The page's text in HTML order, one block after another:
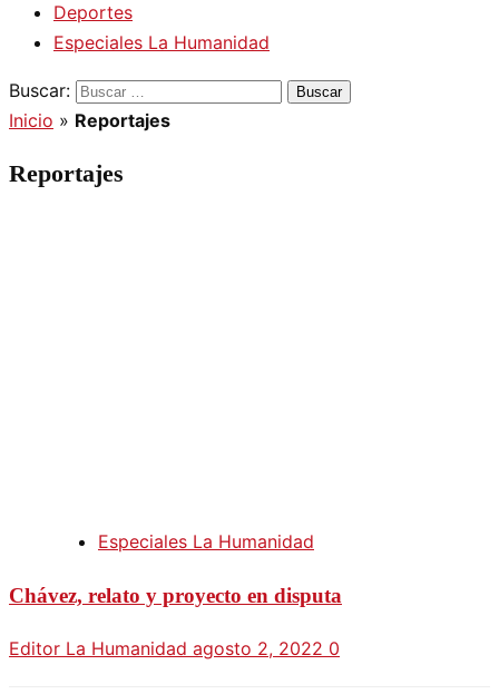
Deportes
Especiales La Humanidad
Buscar:
Inicio » Reportajes
Reportajes
Especiales La Humanidad
Chávez, relato y proyecto en disputa
Editor La Humanidad agosto 2, 2022 0